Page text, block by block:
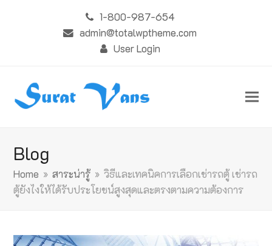
1-800-987-654
admin@totalwptheme.com
User Login
Blog
Home » สาระน่ารู้ » วิธีและเทคนิคการเลือกเช่ารถตู้ เช่ารถ
ตู้ยังไงให้ได้รับประโยชน์สูงสุดและตรงตามความต้องการ